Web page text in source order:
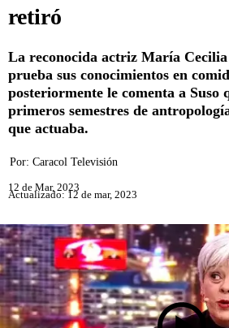
retiró
La reconocida actriz María Cecilia
prueba sus conocimientos en
posteriormente le comenta a Suso
primeros semestres de
que actuaba.
Por: Caracol Televisión
12 de Mar, 2023
Actualizado: 12 de mar, 2023